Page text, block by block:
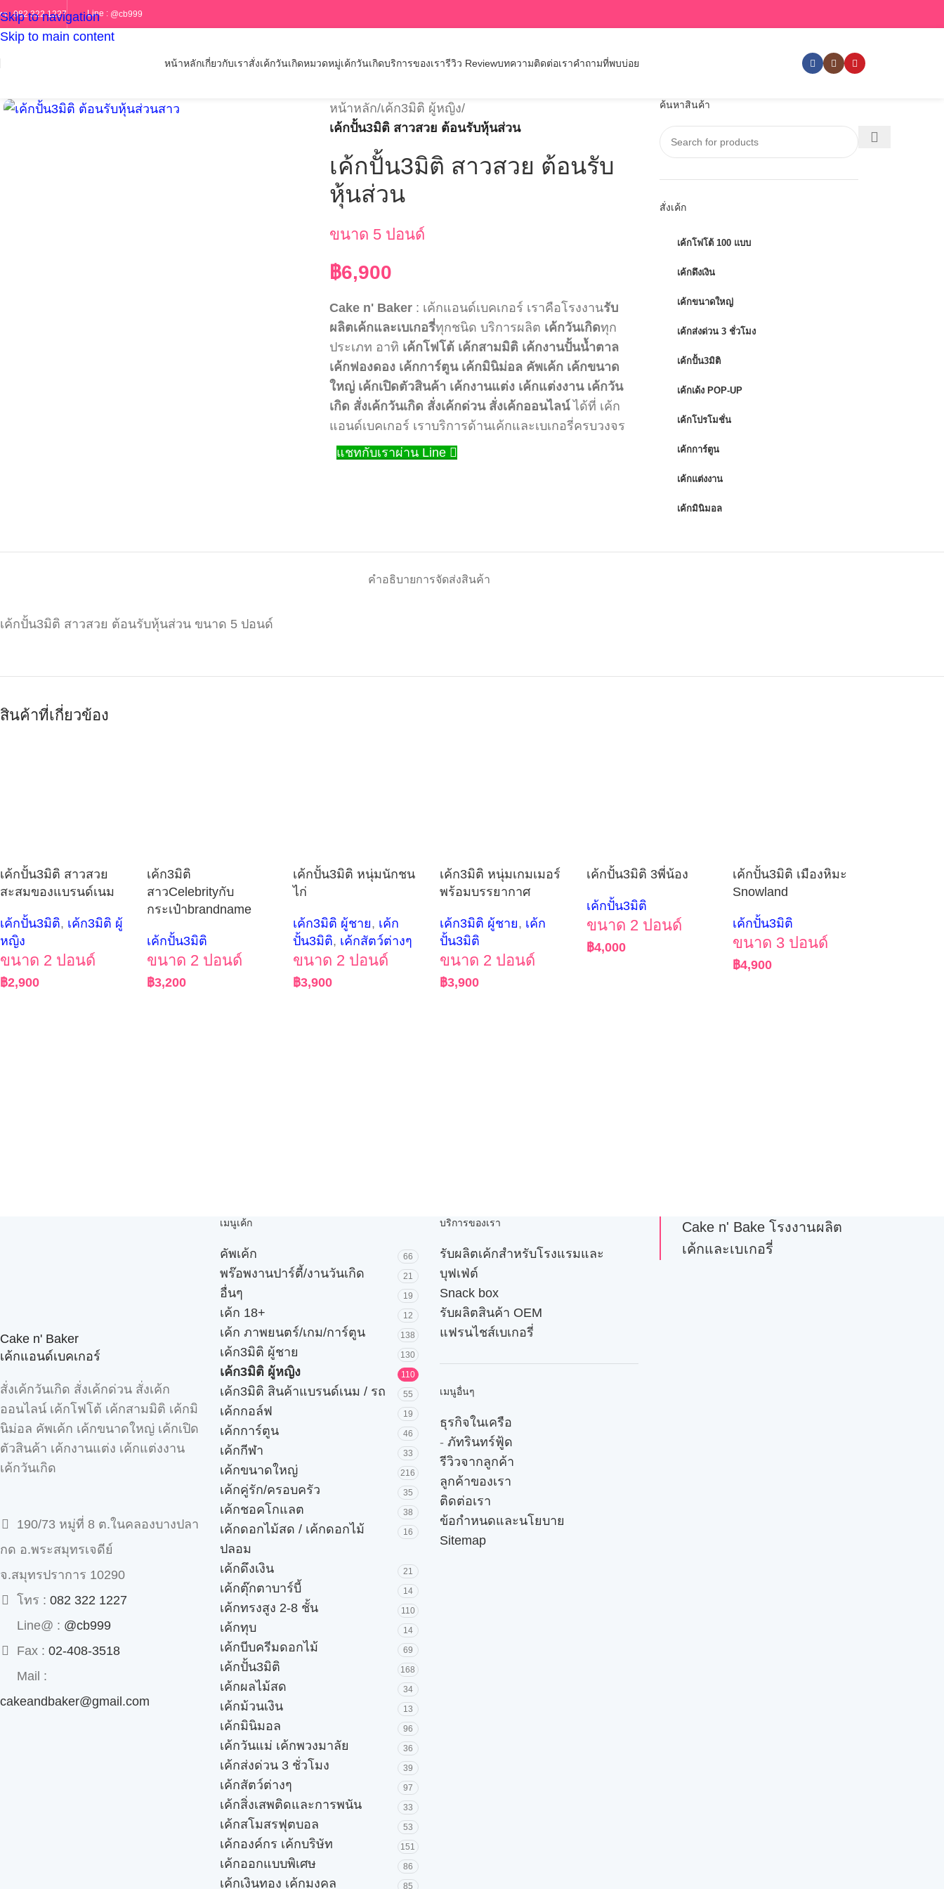
Skip to navigation
Skip to main content
ร : 082 322 1227 Line : @cb999
หน้าหลักเกี่ยวกับเราสั่งเค้กวันเกิดหมวดหมู่เค้กวันเกิดบริการของเรารีวิว Reviewบทความติดต่อเราคำถามที่พบบ่อย
หน้าหลัก/เค้ก3มิติ ผู้หญิง/
เค้กปั้น3มิติ สาวสวย ต้อนรับหุ้นส่วน
เค้กปั้น3มิติ สาวสวย ต้อนรับ
หุ้นส่วน
ขนาด 5 ปอนด์
฿6,900
Cake n' Baker : เค้กแอนด์เบคเกอร์ เราคือโรงงานรับ
ผลิตเค้กและเบเกอรี่ทุกชนิด บริการผลิต เค้กวันเกิดทุก
ประเภท อาทิ เค้กโฟโต้ เค้กสามมิติ เค้กงานปั้นน้ำตาล
เค้กฟองดอง เค้กการ์ตูน เค้กมินิม่อล คัพเค้ก เค้กขนาด
ใหญ่ เค้กเปิดตัวสินค้า เค้กงานแต่ง เค้กแต่งงาน เค้กวัน
เกิด สั่งเค้กวันเกิด สั่งเค้กด่วน สั่งเค้กออนไลน์ได้ที่ เค้ก
แอนด์เบคเกอร์ เราบริการด้านเค้กและเบเกอรี่ครบวงจร
แชทกับเราผ่าน Line
ค้นหาสินค้า
สั่งเค้ก
เค้กโฟโต้ 100 แบบ
เค้กดึงเงิน
เค้กขนาดใหญ่
เค้กส่งด่วน 3 ชั่วโมง
เค้กปั้น3มิติ
เค้กเด้ง POP-UP
เค้กโปรโมชั่น
เค้กการ์ตูน
เค้กแต่งงาน
เค้กมินิมอล
คำอธิบายการจัดส่งสินค้า
เค้กปั้น3มิติ สาวสวย ต้อนรับหุ้นส่วน ขนาด 5 ปอนด์
สินค้าที่เกี่ยวข้อง
เค้กปั้น3มิติ สาวสวย
สะสมของแบรนด์เนม
เค้กปั้น3มิติ, เค้ก3มิติ ผู้
หญิง
ขนาด 2 ปอนด์
฿2,900
เค้ก3มิติ
สาวCelebrityกับ
กระเป๋าbrandname
เค้กปั้น3มิติ
ขนาด 2 ปอนด์
฿3,200
เค้กปั้น3มิติ หนุ่มนักชน
ไก่
เค้ก3มิติ ผู้ชาย, เค้ก
ปั้น3มิติ, เค้กสัตว์ต่างๆ
ขนาด 2 ปอนด์
฿3,900
เค้ก3มิติ หนุ่มเกมเมอร์
พร้อมบรรยากาศ
เค้ก3มิติ ผู้ชาย, เค้ก
ปั้น3มิติ
ขนาด 2 ปอนด์
฿3,900
เค้กปั้น3มิติ 3พี่น้อง
เค้กปั้น3มิติ
ขนาด 2 ปอนด์
฿4,000
เค้กปั้น3มิติ เมืองหิมะ
Snowland
เค้กปั้น3มิติ
ขนาด 3 ปอนด์
฿4,900
Cake n' Baker
เค้กแอนด์เบคเกอร์
สั่งเค้กวันเกิด สั่งเค้กด่วน สั่งเค้ก
ออนไลน์ เค้กโฟโต้ เค้กสามมิติ เค้กมิ
นิม่อล คัพเค้ก เค้กขนาดใหญ่ เค้กเปิด
ตัวสินค้า เค้กงานแต่ง เค้กแต่งงาน
เค้กวันเกิด
190/73 หมู่ที่ 8 ต.ในคลองบางปลา
กด อ.พระสมุทรเจดีย์
จ.สมุทรปราการ 10290
โทร : 082 322 1227
Line@ : @cb999
Fax : 02-408-3518
Mail :
cakeandbaker@gmail.com
เมนูเค้ก
คัพเค้ก 66
พร๊อพงานปาร์ตี้/งานวันเกิด 21
อื่นๆ 19
เค้ก 18+ 12
เค้ก ภาพยนตร์/เกม/การ์ตูน 138
เค้ก3มิติ ผู้ชาย 130
เค้ก3มิติ ผู้หญิง 110
เค้ก3มิติ สินค้าแบรนด์เนม / รถ 55
เค้กกอล์ฟ 19
เค้กการ์ตูน 46
เค้กกีฬา 33
เค้กขนาดใหญ่ 216
เค้กคู่รัก/ครอบครัว 35
เค้กชอคโกแลต 38
เค้กดอกไม้สด / เค้กดอกไม้
ปลอม
16
เค้กดึงเงิน 21
เค้กตุ๊กตาบาร์บี้ 14
เค้กทรงสูง 2-8 ชั้น 110
เค้กทุบ 14
เค้กบีบครีมดอกไม้ 69
เค้กปั้น3มิติ 168
เค้กผลไม้สด 34
เค้กม้วนเงิน 13
เค้กมินิมอล 96
เค้กวันแม่ เค้กพวงมาลัย 36
เค้กส่งด่วน 3 ชั่วโมง 39
เค้กสัตว์ต่างๆ 97
เค้กสิ่งเสพติดและการพนัน 33
เค้กสโมสรฟุตบอล 53
เค้กองค์กร เค้กบริษัท 151
เค้กออกแบบพิเศษ 86
เค้กเงินทอง เค้กมงคล 85
บริการของเรา
รับผลิตเค้กสำหรับโรงแรมและ
บุฟเฟ่ต์
Snack box
รับผลิตสินค้า OEM
แฟรนไชส์เบเกอรี่
เมนูอื่นๆ
ธุรกิจในเครือ
- ภัทรินทร์ฟู้ด
รีวิวจากลูกค้า
ลูกค้าของเรา
ติดต่อเรา
ข้อกำหนดและนโยบาย
Sitemap
Cake n' Bake โรงงานผลิต
เค้กและเบเกอรี่